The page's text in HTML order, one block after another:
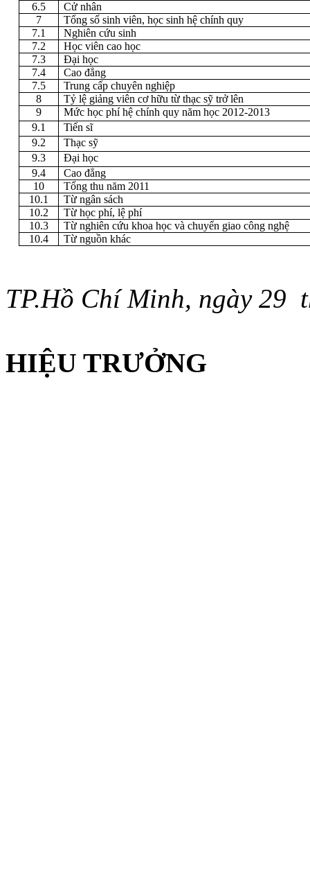
6.5
Cử nhân
7
Tổng số sinh viên, học sinh hệ chính quy
7.1
Nghiên cứu sinh
7.2
Học viên cao học
7.3
Đại học
7.4
Cao đẳng
7.5
Trung cấp chuyên nghiệp
8
Tỷ lệ giảng viên cơ hữu từ thạc sỹ trở lên
9
Mức học phí hệ chính quy năm học 2012-2013
9.1
Tiến sĩ
9.2
Thạc sỹ
9.3
Đại học
9.4
Cao đẳng
10
Tổng thu năm 2011
10.1
Từ ngân sách
10.2
Từ học phí, lệ phí
10.3
Từ nghiên cứu khoa học và chuyển giao công nghệ
10.4
Từ nguồn khác
TP.Hồ Chí Minh, ngày 29
HIỆU TRƯỞNG